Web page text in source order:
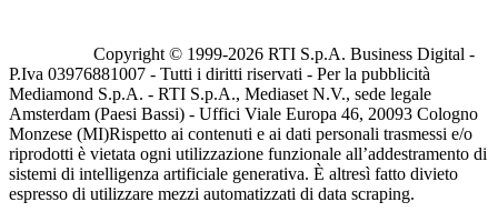
Copyright © 1999-2026 RTI S.p.A. Business Digital -
P.Iva 03976881007 - Tutti i diritti riservati - Per la pubblicità
Mediamond S.p.A. - RTI S.p.A., Mediaset N.V., sede legale
Amsterdam (Paesi Bassi) - Uffici Viale Europa 46, 20093 Cologno
Monzese (MI)Rispetto ai contenuti e ai dati personali trasmessi e/o
riprodotti è vietata ogni utilizzazione funzionale all’addestramento di
sistemi di intelligenza artificiale generativa. È altresì fatto divieto
espresso di utilizzare mezzi automatizzati di data scraping.